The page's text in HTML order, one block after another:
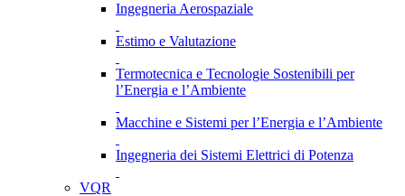
Ingegneria Aerospaziale
Estimo e Valutazione
Termotecnica e Tecnologie Sostenibili per
l’Energia e l’Ambiente
Macchine e Sistemi per l’Energia e l’Ambiente
Ingegneria dei Sistemi Elettrici di Potenza
VQR